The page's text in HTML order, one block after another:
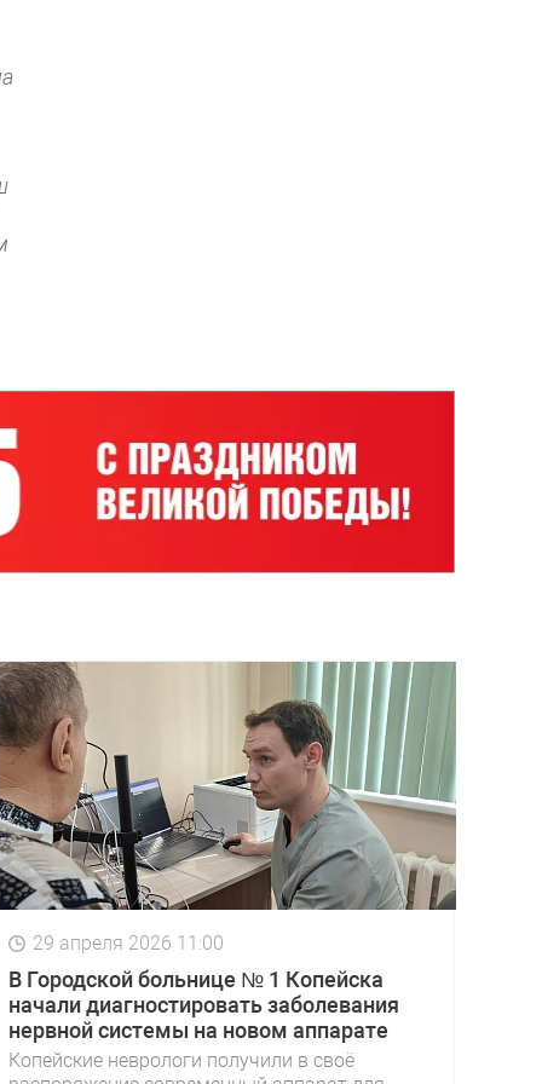
29 апреля 2026 11:00
В Городской больнице № 1 Копейска
начали диагностировать заболевания
нервной системы на новом аппарате
Копейские неврологи получили в своё